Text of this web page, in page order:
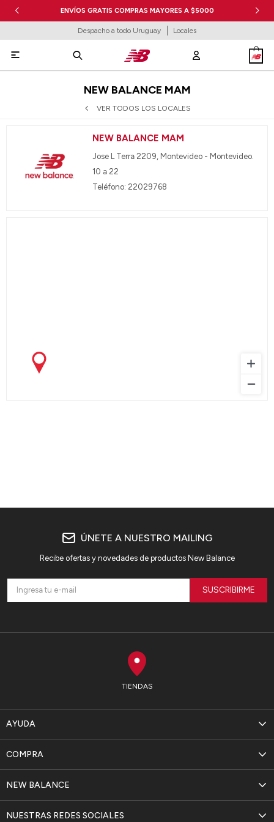
ENVÍOS GRATIS COMPRAS MAYORES A $5000
Despacho a todo Uruguay Locales

NEW BALANCE MAM
VER TODOS LOS LOCALES
NEW BALANCE MAM
Jose L Terra 2209, Montevideo - Montevideo.
10 a 22
Teléfono: 22029768
TIENDAS
AYUDA
NEW BALANCE
COMPRA
NUESTRAS REDES SOCIALES
ÚNETE A NUESTRO MAILING
Recibe ofertas y novedades de productos New Balance
SUSCRIBIRME